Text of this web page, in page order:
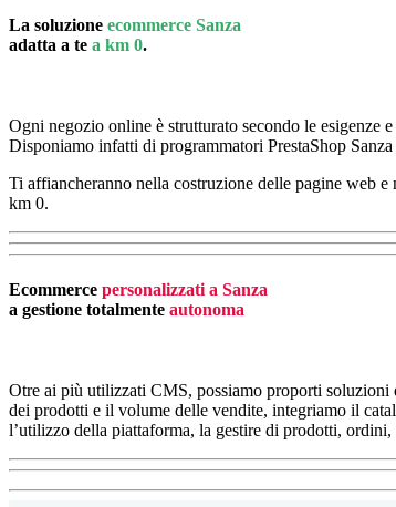
La soluzione ecommerce Sanza
adatta a te a km 0.
Ogni negozio online è strutturato secondo le
Disponiamo infatti di programmatori PrestaShop
Ti affiancheranno nella costruzione delle pagine web e
km 0.
Ecommerce personalizzati a Sanza
a gestione totalmente autonoma
Otre ai più utilizzati CMS, possiamo proporti soluzioni
dei prodotti e il volume delle vendite, integriamo il
l’utilizzo della piattaforma, la gestire di prodotti, ordini,